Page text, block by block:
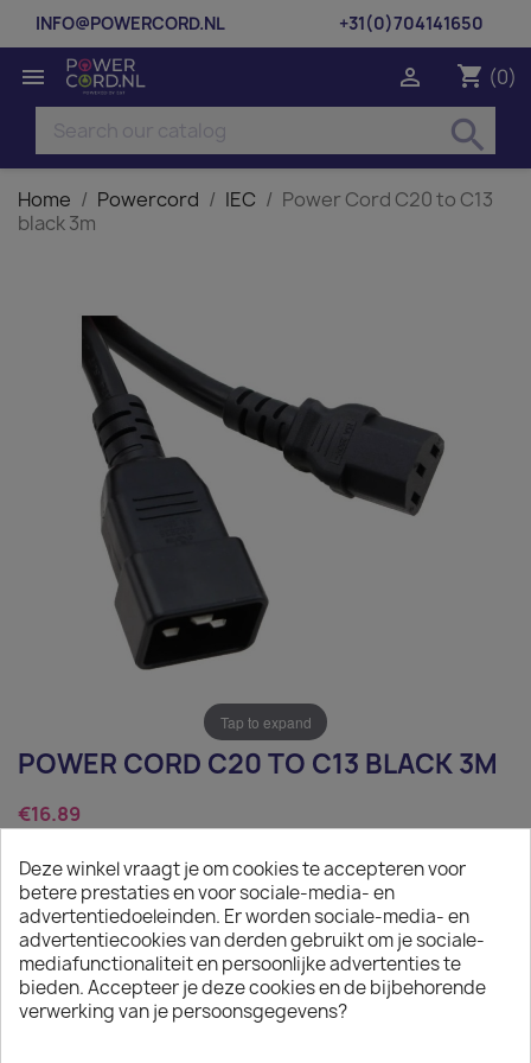
INFO@POWERCORD.NL +31(0)704141650
 shopping_cart (0)

search
Home Powercord IEC
Power Cord C20 to C13
black 3m
Tap to expand
POWER CORD C20 TO C13 BLACK 3M
€16.89
Tax excluded
Power Cord C20 to C13 black 3m
Quantity
 ADD TO CART
Deze winkel vraagt je om cookies te accepteren voor
betere prestaties en voor sociale-media- en
advertentiedoeleinden. Er worden sociale-media- en
advertentiecookies van derden gebruikt om je sociale-
mediafunctionaliteit en persoonlijke advertenties te
bieden. Accepteer je deze cookies en de bijbehorende
verwerking van je persoonsgegevens?